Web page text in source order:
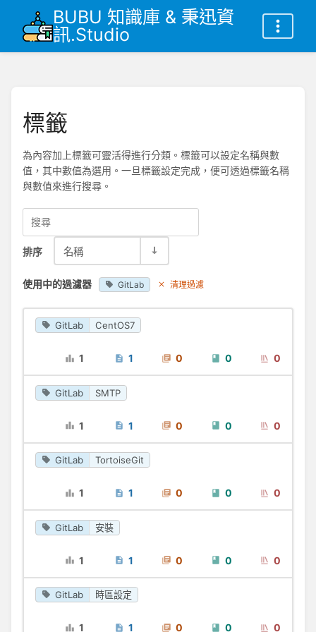
BUBU 知識庫 & 秉迅資
訊.Studio
標籤
為內容加上標籤可靈活得進行分類。標籤可以設定名稱與數
值，其中數值為選用。一旦標籤設定完成，便可透過標籤名稱
與數值來進行搜尋。
排序 名稱
使用中的過濾器 GitLab 清理過濾
GitLab CentOS7
1 1 0 0 0
GitLab SMTP
1 1 0 0 0
GitLab TortoiseGit
1 1 0 0 0
GitLab 安裝
1 1 0 0 0
GitLab 時區設定
1 1 0 0 0